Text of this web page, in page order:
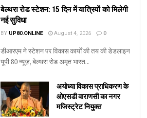
बेल्थरा रोड स्टेशन: 15 दिन में यात्रियों को मिलेगी
नई सुविधा
BY UP80.ONLINE August 4, 2026 0
डीआरएम ने स्टेशन पर विकास कार्यों की तय की डेडलाइन
यूपी 80 न्यूज़, बेल्थरा रोड अमृत भारत...
अयोध्या विकास प्राधिकरण के
ओएसडी वाराणसी का नगर
मजिस्ट्रेट नियुक्त